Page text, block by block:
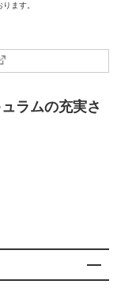
ます。
ラムの充実さ